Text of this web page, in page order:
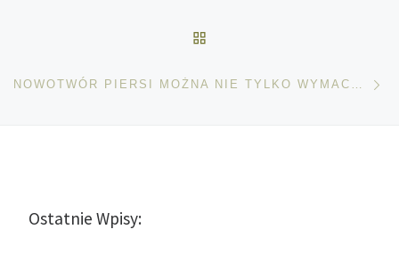
NOWOTWÓR PIERSI MOŻNA NIE TYLKO WYMACAĆ, ALE I TEŻ WYPATRZEĆ
Ostatnie Wpisy: